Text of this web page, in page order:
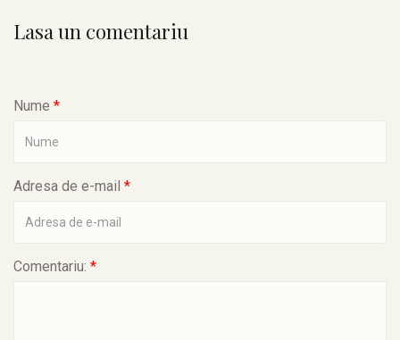
Lasa un comentariu
Nume *
Adresa de e-mail *
Comentariu: *